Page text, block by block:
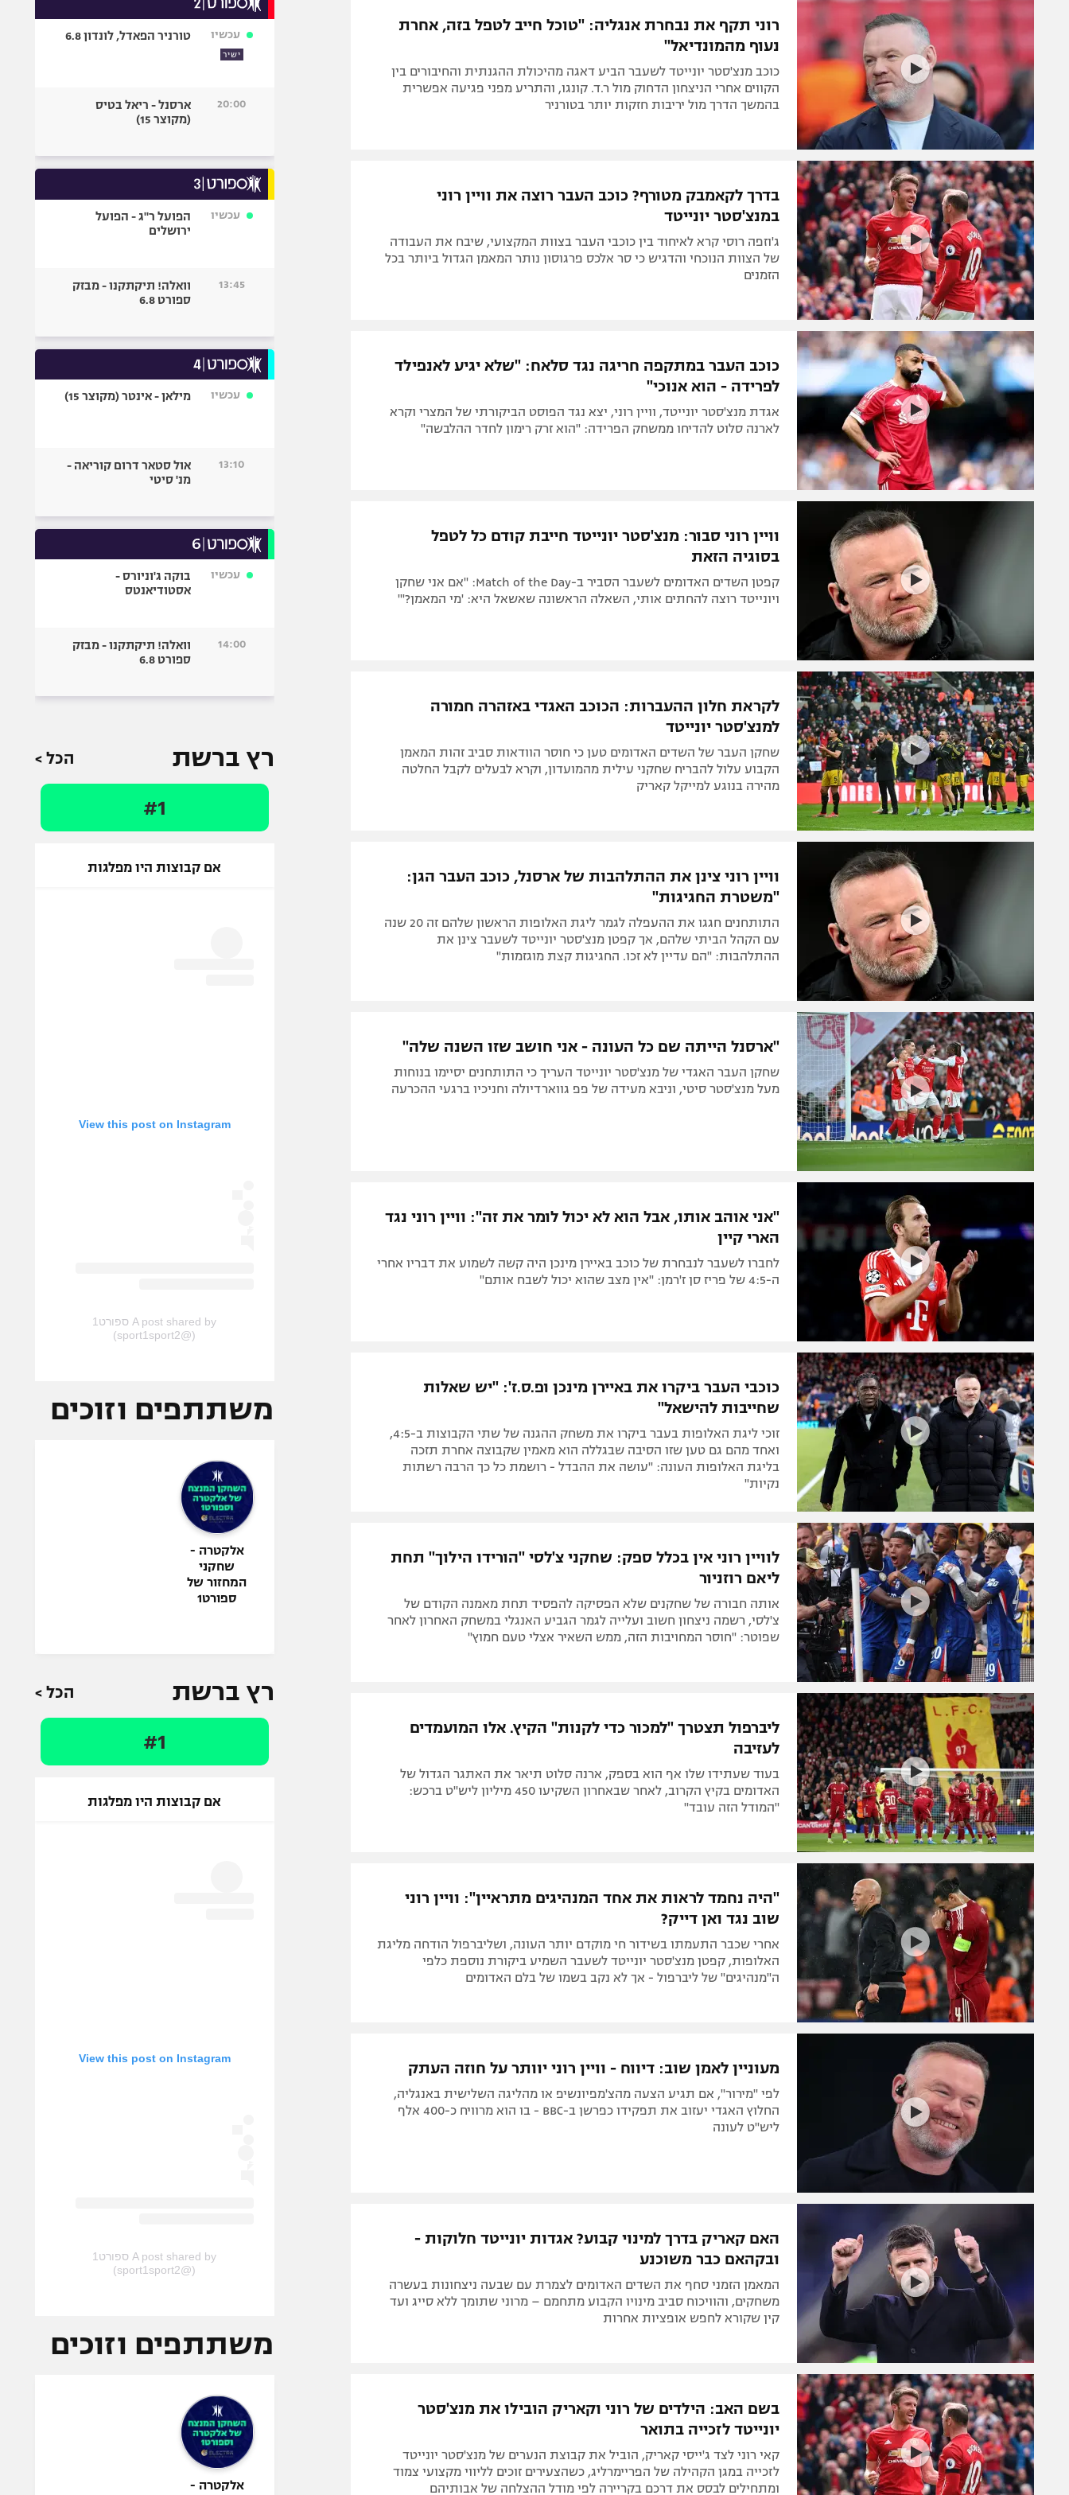
תקנון משתתפים וזוכים בפרסים
תקנון עבור פעילות אלקטרה
תקנון עבור פעילות ספורט 1 – "מרלן"
טניס
גיימינג E-Sports
תנאי שימוש
מדיניות פרטיות
תקנון פעילות ספורט 1
רשיון להקרנה פומבית לבית עסק
הצטרפות לחבילת הערוצים
לוח דרושים – ג'ובנט
תגיות
המגזין
הפועל באר שבע
מכבי נתניה
בני יהודה
ספורט מוטורי
בייסבול MLB
גיימינג E-Sports
רוני תקף את נבחרת אנגליה: "טוכל חייב לטפל בזה, אחרת
נעוף מהמונדיאל"
כוכב מנצ'סטר יונייטד לשעבר הביע דאגה מהיכולת ההגנתית והחיבורים בין
הקווים אחרי הניצחון הדחוק מול ר.ד. קונגו, והתריע מפני פגיעה אפשרית
בהמשך הדרך מול יריבות חזקות יותר בטורניר
בדרך לקאמבק מטורף? כוכב העבר רוצה את וויין רוני
במנצ'סטר יונייטד
ג'וזפה רוסי קרא לאיחוד בין כוכבי העבר בצוות המקצועי, שיבח את העבודה
של הצוות הנוכחי והדגיש כי סר אלכס פרגוסון נותר המאמן הגדול ביותר בכל
הזמנים
כוכב העבר במתקפה חריגה נגד סלאח: "שלא יגיע לאנפילד
לפרידה - הוא אנוכי"
אגדת מנצ'סטר יונייטד, וויין רוני, יצא נגד הפוסט הביקורתי של המצרי וקרא
לארנה סלוט להדיחו ממשחק הפרידה: "הוא זרק רימון לחדר ההלבשה"
וויין רוני סבור: מנצ'סטר יונייטד חייבת קודם כל לטפל
בסוגיה הזאת
קפטן השדים האדומים לשעבר הסביר ב-Match of the Day: "אם אני שחקן
ויונייטד רוצה להחתים אותי, השאלה הראשונה שאשאל היא: 'מי המאמן?'"
לקראת חלון ההעברות: הכוכב האגדי באזהרה חמורה
למנצ'סטר יונייטד
שחקן העבר של השדים האדומים טען כי חוסר הוודאות סביב זהות המאמן
הקבוע עלול להבריח שחקני עילית מהמועדון, וקרא לבעלים לקבל החלטה
מהירה בנוגע למייקל קאריק
וויין רוני צינן את ההתלהבות של ארסנל, כוכב העבר הגן:
"משטרת החגיגות"
התותחנים חגגו את ההעפלה לגמר ליגת האלופות הראשון שלהם זה 20 שנה
עם הקהל הביתי שלהם, אך קפטן מנצ'סטר יונייטד לשעבר צינן את
ההתלהבות: "הם עדיין לא זכו. החגיגות קצת מוגזמות"
"ארסנל הייתה שם כל העונה - אני חושב שזו השנה שלה"
שחקן העבר האגדי של מנצ'סטר יונייטד העריך כי התותחנים יסיימו בנוחות
מעל מנצ'סטר סיטי, וניבא מעידה של פפ גווארדיולה וחניכיו ברגעי ההכרעה
"אני אוהב אותו, אבל הוא לא יכול לומר את זה": וויין רוני נגד
הארי קיין
לחברו לשעבר לנבחרת של כוכב באיירן מינכן היה קשה לשמוע את דבריו אחרי
ה-4:5 של פריז סן ז'רמן: "אין מצב שהוא יכול לשבח אותם"
כוכבי העבר ביקרו את באיירן מינכן ופ.ס.ז': "יש שאלות
שחייבות להישאל"
זוכי ליגת האלופות בעבר ביקרו את משחק ההגנה של שתי הקבוצות ב-4:5,
ואחד מהם גם טען שזו הסיבה שבגללה הוא מאמין שקבוצה אחרת תזכה
בליגת האלופות העונה: "עושה את ההבדל - רושמת כל כך הרבה רשתות
נקיות"
לוויין רוני אין בכלל ספק: שחקני צ'לסי "הורידו הילוך" תחת
ליאם רוזניור
אותה חבורה של שחקנים שלא הפסיקה להפסיד תחת מאמנה הקודם של
צ'לסי, רשמה ניצחון חשוב ועלייה לגמר הגביע האנגלי במשחק האחרון לאחר
שפוטר: "חוסר המחויבות הזה, ממש השאיר אצלי טעם חמוץ"
ליברפול תצטרך "למכור כדי לקנות" הקיץ. אלו המועמדים
לעזיבה
בעוד שעתידו שלו אף הוא בספק, ארנה סלוט תיאר את האתגר הגדול של
האדומים בקיץ הקרוב, לאחר שבאחרון השקיעו 450 מיליון ליש"ט ברכש:
"המודל הזה עובד"
"היה נחמד לראות את אחד המנהיגים מתראיין": וויין רוני
שוב נגד ואן דייק?
אחרי שכבר התעמתו בשידור חי מוקדם יותר העונה, ושליברפול הודחה מליגת
האלופות, קפטן מנצ'סטר יונייטד לשעבר השמיע ביקורת נוספת כלפי
ה"מנהיגים" של ליברפול - אך לא נקב בשמו של בלם האדומים
מעוניין לאמן שוב: דיווח - וויין רוני יוותר על חוזה העתק
לפי "מירור", אם תגיע הצעה מהצ'מפיונשיפ או מהליגה השלישית באנגליה,
החלוץ האגדי יעזוב את תפקידו כפרשן ב-BBC - בו הוא מרוויח כ-400 אלף
ליש"ט לעונה
האם קאריק בדרך למינוי קבוע? אגדות יונייטד חלוקות -
ובקהאם כבר משוכנע
המאמן הזמני סחף את השדים האדומים לצמרת עם שבעה ניצחונות בעשרה
משחקים, והוויכוח סביב מינויו הקבוע מתחמם – מרוני שתומך ללא סייג ועד
קין שקורא לחפש אופציות אחרות
בשם האב: הילדים של רוני וקאריק הובילו את מנצ'סטר
יונייטד לזכייה בתואר
קאי רוני לצד ג'ייסי קאריק, הוביל את קבוצת הנערים של מנצ'סטר יונייטד
לזכייה במגן הקהילה של הפריימרליג, כשהצעירים זוכים לליווי מקצועי צמוד
ומתחילים לבסס את דרכם בקריירה לפי מודל ההצלחה של אבותיהם
עכשיו
ישיר
טורניר הפאדל, לונדון 6.8
20:00
ארסנל - ריאל בטיס
(מקוצר 15)
עכשיו
הפועל ר"ג - הפועל
ירושלים
13:45
וואלה! תיקתקנו - מבזק
ספורט 6.8
עכשיו מילאן - אינטר (מקוצר 15)
13:10
אול סטאר דרום קוריאה -
מנ' סיטי
עכשיו
בוקה ג'וניורס -
אסטודיאנטס
14:00
וואלה! תיקתקנו - מבזק
ספורט 6.8
רץ ברשת הכל >
#1
אם קבוצות היו מפלגות
View this post on Instagram
A post shared by ספורט1
(@sport1sport2)
משתתפים וזוכים
אלקטרה -
שחקני
המחזור של
ספורט1
רץ ברשת הכל >
#1
אם קבוצות היו מפלגות
View this post on Instagram
A post shared by ספורט1
(@sport1sport2)
משתתפים וזוכים
אלקטרה -